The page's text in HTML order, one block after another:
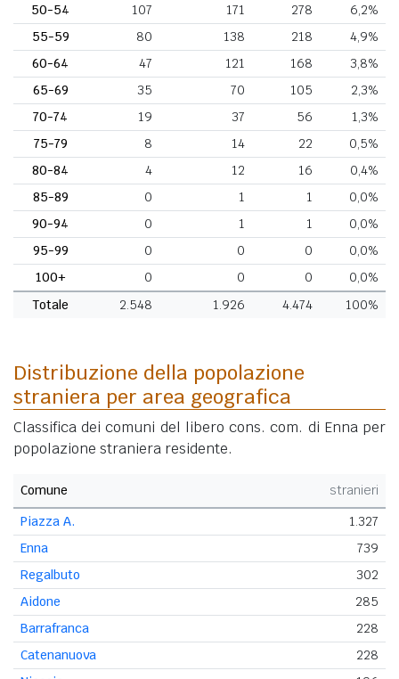
50-54
107 171 278
6,2%
55-59
80 138 218
4,9%
60-64
47 121 168
3,8%
65-69
35 70 105
2,3%
70-74
19 37 56
1,3%
75-79
8 14 22
0,5%
80-84
4 12 16
0,4%
85-89
0 1 1
0,0%
90-94
0 1 1
0,0%
95-99
0 0 0
0,0%
100+
0 0 0
0,0%
Totale
2.548 1.926 4.474 100%
Distribuzione della popolazione
straniera per area geografica
Classifica dei comuni del libero cons. com. di Enna per
popolazione straniera residente.
Comune
stranieri
Piazza A.
1.327
Enna
739
Regalbuto
302
Aidone
285
Barrafranca
228
Catenanuova
228